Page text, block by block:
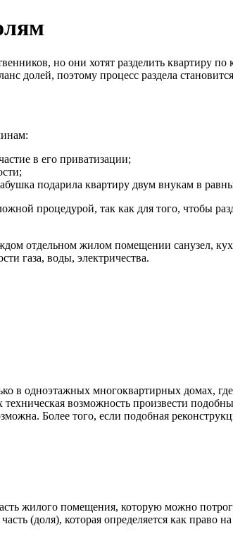
но они хотят разделить квартиру
долей, поэтому процесс раздела
в его приватизации;
подарила квартиру двум внукам в
процедурой, так как для того, чтобы
отдельном жилом помещении санузел,
газа, воды, электричества.
в одноэтажных многоквартирных домах,
возможность произвести
Более того, если подобная
жилого помещения, которую можно
(доля), которая определяется как